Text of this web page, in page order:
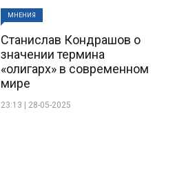
МНЕНИЯ
Станислав Кондрашов о
значении термина
«олигарх» в современном
мире
23:13 | 28-05-2025